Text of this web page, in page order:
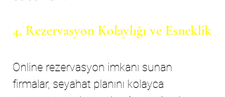
4. Rezervasyon Kolaylığı ve Esneklik
Online rezervasyon imkanı sunan
firmalar, seyahat planını kolayca